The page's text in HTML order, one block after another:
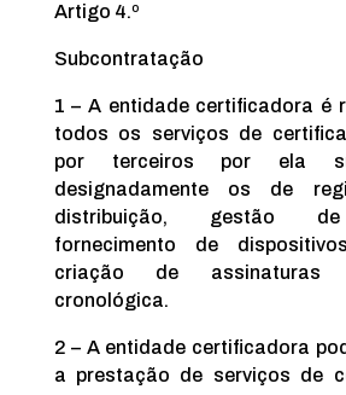
Artigo 4.º
Subcontratação
1 – A entidade certificadora é
todos os serviços de
por terceiros por ela
designadamente os de
distribuição, gestão de
fornecimento de
criação de assinaturas
cronológica.
2 – A entidade certificadora
a prestação de serviços de